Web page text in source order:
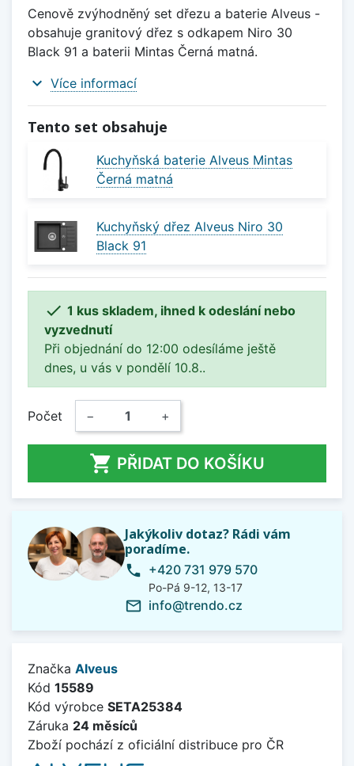
Cenově zvýhodněný set dřezu a baterie Alveus -
obsahuje granitový dřez s odkapem Niro 30
Black 91 a baterii Mintas Černá matná.
expand_more Více informací
Tento set obsahuje
Kuchyňská baterie Alveus Mintas
Černá matná
Kuchyňský dřez Alveus Niro 30
Black 91
 1 kus skladem, ihned k odeslání nebo
vyzvednutí
Při objednání do 12:00 odesíláme ještě
dnes, u vás v pondělí 10.8..
Počet − +
 PŘIDAT DO KOŠÍKU
Jakýkoliv dotaz? Rádi vám
poradíme.
phone +420 731 979 570
Po-Pá 9-12, 13-17
mail_outline info@trendo.cz
Značka Alveus
Kód 15589
Kód výrobce SETA25384
Záruka 24 měsíců
Zboží pochází z oficiální distribuce pro ČR